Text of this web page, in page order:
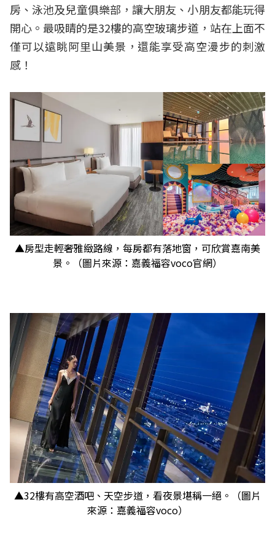
房、泳池及兒童俱樂部，讓大朋友、小朋友都能玩得
開心。最吸睛的是32樓的高空玻璃步道，站在上面不
僅可以遠眺阿里山美景，還能享受高空漫步的刺激
感！
▲房型走輕奢雅緻路線，每房都有落地窗，可欣賞嘉南美
景。（圖片來源：嘉義福容voco官網）
▲32樓有高空酒吧、天空步道，看夜景堪稱一絕。（圖片
來源：嘉義福容voco）